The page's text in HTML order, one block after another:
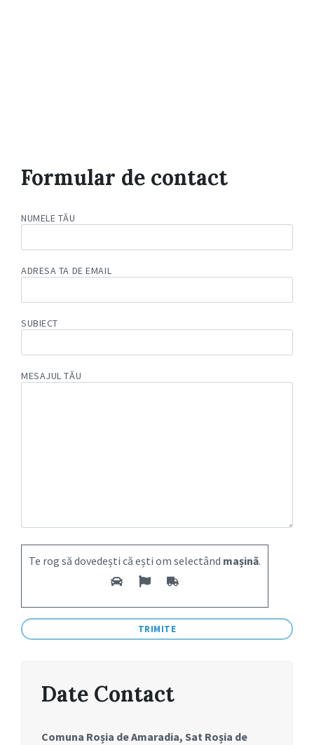
Formular de contact
NUMELE TĂU
ADRESA TA DE EMAIL
SUBIECT
MESAJUL TĂU
Te rog să dovedești că ești om selectând mașină.
Date Contact
Comuna Roșia de Amaradia, Sat Roșia de